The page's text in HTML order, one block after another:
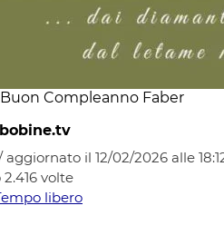
Compleanno Faber
il 12/02/2026 alle
2.416 volte
libero